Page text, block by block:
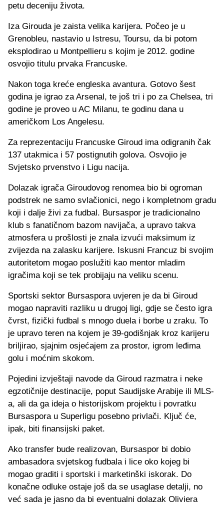
petu deceniju života.
Iza Girouda je zaista velika karijera. Počeo je u
Grenobleu, nastavio u Istresu, Toursu, da bi potom
eksplodirao u Montpellieru s kojim je 2012. godine
osvojio titulu prvaka Francuske.
Nakon toga kreće engleska avantura. Gotovo šest
godina je igrao za Arsenal, te još tri i po za Chelsea, tri
godine je proveo u AC Milanu, te godinu dana u
američkom Los Angelesu.
Za reprezentaciju Francuske Giroud ima odigranih čak
137 utakmica i 57 postignutih golova. Osvojio je
Svjetsko prvenstvo i Ligu nacija.
Dolazak igrača Giroudovog renomea bio bi ogroman
podstrek ne samo svlačionici, nego i kompletnom gradu
koji i dalje živi za fudbal. Bursaspor je tradicionalno
klub s fanatičnom bazom navijača, a upravo takva
atmosfera u prošlosti je znala izvući maksimum iz
zvijezda na zalasku karijere. Iskusni Francuz bi svojim
autoritetom mogao poslužiti kao mentor mladim
igračima koji se tek probijaju na veliku scenu.
Sportski sektor Bursaspora uvjeren je da bi Giroud
mogao napraviti razliku u drugoj ligi, gdje se često igra
čvrst, fizički fudbal s mnogo duela i borbe u zraku. To
je upravo teren na kojem je 39-godišnjak kroz karijeru
briljirao, sjajnim osjećajem za prostor, igrom leđima
golu i moćnim skokom.
Pojedini izvještaji navode da Giroud razmatra i neke
egzotičnije destinacije, poput Saudijske Arabije ili MLS-
a, ali da ga ideja o historijskom projektu i povratku
Bursaspora u Superligu posebno privlači. Ključ će,
ipak, biti finansijski paket.
Ako transfer bude realizovan, Bursaspor bi dobio
ambasadora svjetskog fudbala i lice oko kojeg bi
mogao graditi i sportski i marketinški iskorak. Do
konačne odluke ostaje još da se usaglase detalji, no
već sada je jasno da bi eventualni dolazak Oliviera